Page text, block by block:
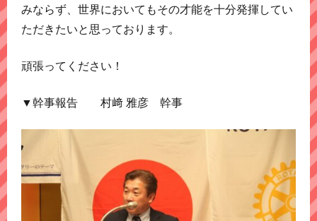
みならず、世界においてもその才能を十分発揮してい
ただきたいと思っております。
頑張ってください！
▼幹事報告 村﨑 雅彦 幹事